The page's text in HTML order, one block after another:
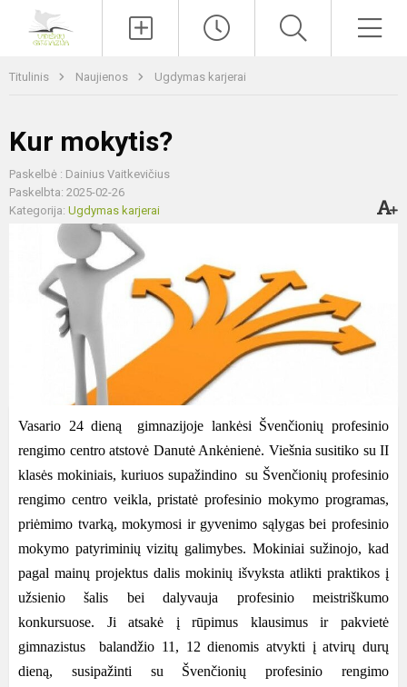
Titulinis Naujienos Ugdymas karjerai
Kur mokytis?
Paskelbė : Dainius Vaitkevičius
Paskelbta: 2025-02-26
Kategorija: Ugdymas karjerai
Vasario 24 dieną gimnazijoje lankėsi Švenčionių profesinio
rengimo centro atstovė Danutė Ankėnienė. Viešnia susitiko su II
klasės mokiniais, kuriuos supažindino su Švenčionių profesinio
rengimo centro veikla, pristatė profesinio mokymo programas,
priėmimo tvarką, mokymosi ir gyvenimo sąlygas bei profesinio
mokymo patyriminių vizitų galimybes. Mokiniai sužinojo, kad
pagal mainų projektus dalis mokinių išvyksta atlikti praktikos į
užsienio šalis bei dalyvauja profesinio meistriškumo
konkursuose. Ji atsakė į rūpimus klausimus ir pakvietė
gimnazistus balandžio 11, 12 dienomis atvykti į atvirų durų
dieną, susipažinti su Švenčionių profesinio rengimo